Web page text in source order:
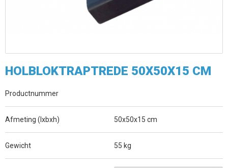
HOLBLOKTRAPTREDE 50X50X15 CM
Productnummer
Afmeting (lxbxh) 50x50x15 cm
Gewicht 55 kg